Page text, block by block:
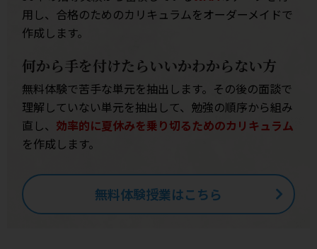
用し、合格のためのカリキュラムをオーダーメイドで
作成します。
何から手を付けたらいいかわからない方
無料体験で苦手な単元を抽出します。その後の面談で
理解していない単元を抽出して、勉強の順序から組み
直し、 効率的に夏休みを乗り切るためのカリキュラム
を作成します。
無料体験授業はこちら